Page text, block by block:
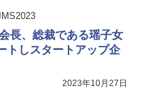
長、総裁である瑶子女
トしスタートアップ企
2023年10月27日